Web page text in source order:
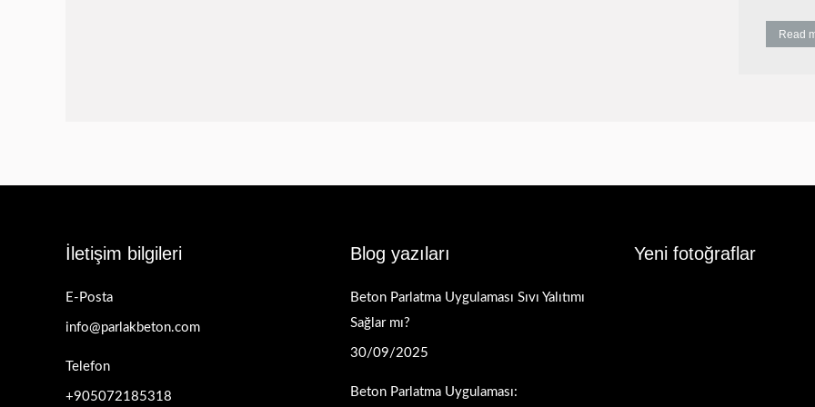
Read
İletişim bilgileri
E-Posta
info@parlakbeton.com
Telefon
+905072185318
Blog yazıları
Beton Parlatma Uygulaması Sıvı Yalıtımı
Sağlar mı?
30/09/2025
Beton Parlatma Uygulaması:
Yeni fotoğraflar